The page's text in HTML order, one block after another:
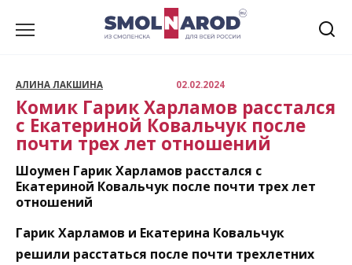
АЛИНА ЛАКШИНА 02.02.2024
Комик Гарик Харламов расстался
с Екатериной Ковальчук после
почти трех лет отношений
Шоумен Гарик Харламов расстался с
Екатериной Ковальчук после почти трех лет
отношений
Гарик Харламов и Екатерина Ковальчук
решили расстаться после почти трехлетних